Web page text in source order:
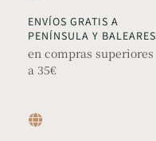
ENVÍOS GRATIS A
PENÍNSULA Y BALEARES
en compras superiores
a 35€